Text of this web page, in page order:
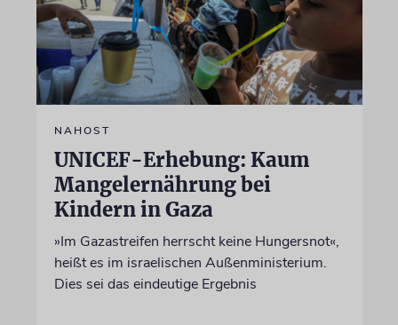
NAHOST
UNICEF-Erhebung: Kaum
Mangelernährung bei
Kindern in Gaza
»Im Gazastreifen herrscht keine Hungersnot«,
heißt es im israelischen Außenministerium.
Dies sei das eindeutige Ergebnis